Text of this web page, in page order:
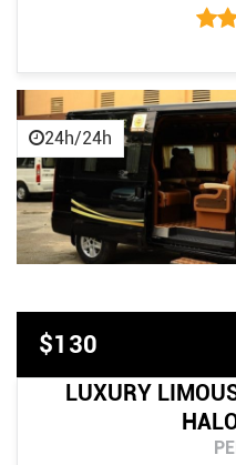
24h/24h
$130
LUXURY